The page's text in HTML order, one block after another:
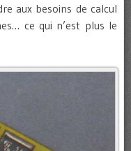
aux besoins de calcul
ce qui n’est plus le